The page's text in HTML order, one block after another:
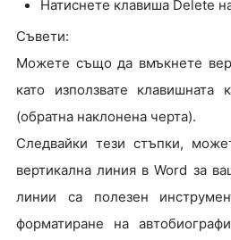
Натиснете клавиша Delete
Съвети:
Можете също да вмъкнете
като използвате
(обратна наклонена черта).
Следвайки тези стъпки,
вертикална линия в Word за
линии са полезен
форматиране на